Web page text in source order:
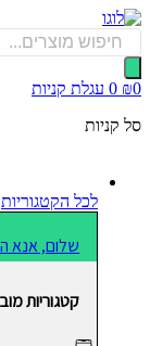
0 עגלת קניות
לכל הקטגוריות
שלום, אנא
קטגוריות מובילות